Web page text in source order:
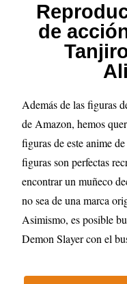
de
Además de las figuras
de Amazon, hemos
figuras de este anime
figuras son perfectas
encontrar un muñeco
no sea de una marca
Asimismo, es posible
Demon Slayer con el